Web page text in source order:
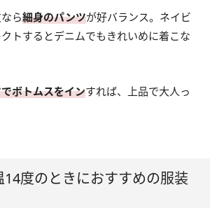
ら細身のパンツが好バランス。ネイビ
トするとデニムでもきれいめに着こな
ボトムスをインすれば、上品で大人っ
14度のときにおすすめの服装